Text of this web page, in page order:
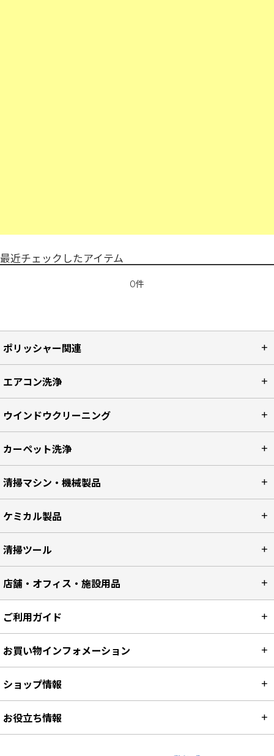
最近チェックしたアイテム
0件
ポリッシャー関連
エアコン洗浄
ウインドウクリーニング
カーペット洗浄
清掃マシン・機械製品
ケミカル製品
清掃ツール
店舗・オフィス・施設用品
ご利用ガイド
お買い物インフォメーション
ショップ情報
お役立ち情報